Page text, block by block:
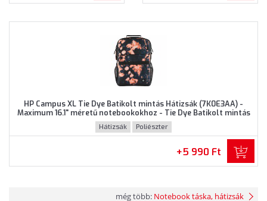
HP Campus XL Tie Dye Batikolt mintás Hátizsák (7K0E3AA) -
Maximum 16.1" méretű notebookokhoz - Tie Dye Batikolt mintás
színben
Hátizsák Poliészter
+5 990 Ft
még több: Notebook táska, hátizsák